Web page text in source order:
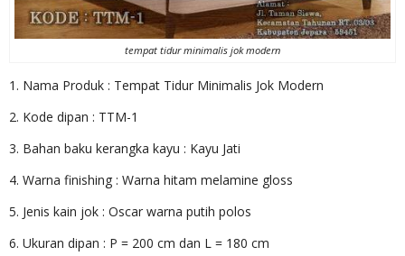
tempat tidur minimalis jok modern
1. Nama Produk : Tempat Tidur Minimalis Jok Modern
2. Kode dipan : TTM-1
3. Bahan baku kerangka kayu : Kayu Jati
4. Warna finishing : Warna hitam melamine gloss
5. Jenis kain jok : Oscar warna putih polos
6. Ukuran dipan : P = 200 cm dan L = 180 cm